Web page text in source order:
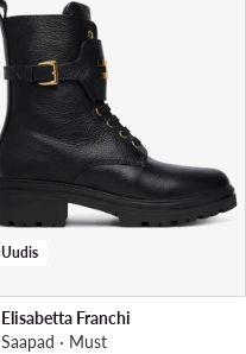
Uudis
Elisabetta Franchi
Saapad · Must